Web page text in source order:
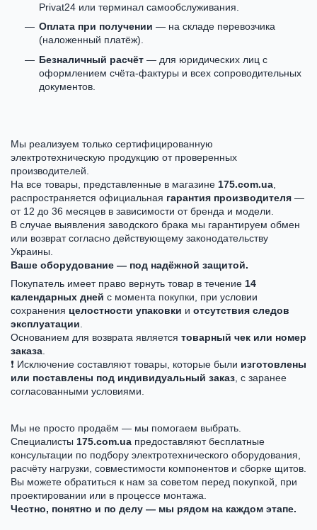
Privat24 или терминал самообслуживания.
Оплата при получении — на складе перевозчика
(наложенный платёж).
Безналичный расчёт — для юридических лиц с
оформлением счёта-фактуры и всех сопроводительных
документов.
Мы реализуем только сертифицированную
электротехническую продукцию от проверенных
производителей.
На все товары, представленные в магазине 175.com.ua
распространяется официальная гарантия производителя —
от 12 до 36 месяцев в зависимости от бренда и модели.
В случае выявления заводского брака мы гарантируем обмен
или возврат согласно действующему законодательству
Украины.
Ваше оборудование — под надёжной защитой.
Покупатель имеет право вернуть товар в течение 14
календарных дней с момента покупки, при условии
сохранения целостности упаковки и отсутствия следов
эксплуатации
Основанием для возврата является товарный чек или номер
заказа
❗ Исключение составляют товары, которые были изготовлены
или поставлены под индивидуальный заказ , с заранее
согласованными условиями.
Мы не просто продаём — мы помогаем выбрать.
Специалисты 175.com.ua предоставляют бесплатные
консультации по подбору электротехнического оборудования,
расчёту нагрузки, совместимости компонентов и сборке щитов.
Вы можете обратиться к нам за советом перед покупкой, при
проектировании или в процессе монтажа.
Честно, понятно и по делу — мы рядом на каждом этапе.